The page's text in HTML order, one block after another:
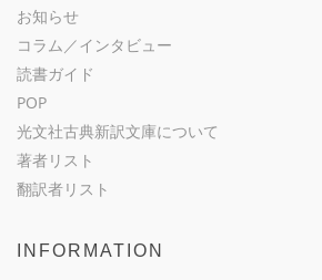
お知らせ
コラム／インタビュー
読書ガイド
POP
光文社古典新訳文庫について
著者リスト
翻訳者リスト
INFORMATION